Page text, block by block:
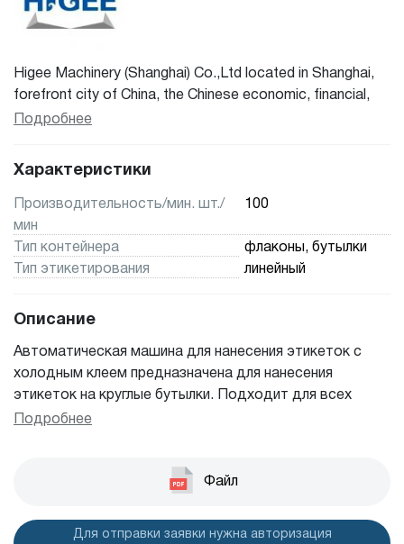
Higee Machinery (Shanghai) Co.,Ltd located in Shanghai,
forefront city of China, the Chinese economic, financial,
trading and shipping center. We are not only proud of high
service. Our research and development engineers can
according to client’s various requirements in all kind of
industries like food and beverage, cosmetics, chemical,
pesticide, information, communication etc.
Подробнее
Характеристики
Производительность/мин. шт./
мин
100
Тип контейнера
флаконы, бутылки
Тип этикетирования
линейный
Описание
Автоматическая машина для нанесения этикеток с
холодным клеем предназначена для нанесения
этикеток на круглые бутылки. Подходит для всех
видов цилиндрических предметов.
Подробнее
Файл
Для отправки заявки нужна авторизация